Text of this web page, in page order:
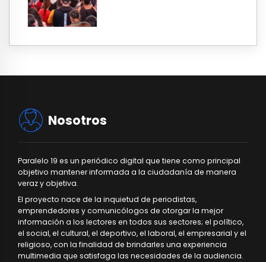
Nosotros
Paralelo 19 es un periódico digital que tiene como principal
objetivo mantener informada a la ciudadanía de manera
veraz y objetiva.
El proyecto nace de la inquietud de periodistas,
emprendedores y comunicólogos de otorgar la mejor
información a los lectores en todos sus sectores; el político,
el social, el cultural, el deportivo, el laboral, el empresarial y el
religioso, con la finalidad de brindarles una experiencia
multimedia que satisfaga las necesidades de la audiencia.